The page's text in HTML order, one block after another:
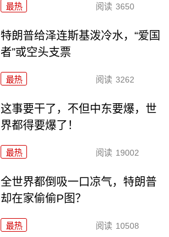
最热 阅读 3650
特朗普给泽连斯基泼冷水，“爱国
者”或空头支票
最热 阅读 3262
这事要干了，不但中东要爆，世
界都得要爆了！
最热 阅读 19002
全世界都倒吸一口凉气，特朗普
却在家偷偷P图？
最热 阅读 10508